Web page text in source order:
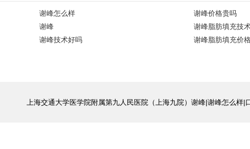
谢峰怎么样 谢峰价格贵吗
谢峰 谢峰脂肪填充技
谢峰技术好吗 谢峰脂肪填充价
上海交通大学医学院附属第九人民医院（上海九院）谢峰|谢峰怎么样|